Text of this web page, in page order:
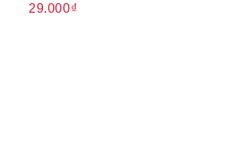
29.000₫